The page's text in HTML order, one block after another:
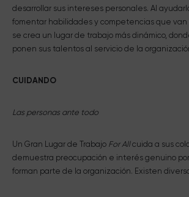
desarrollar sus intereses personales. Al
fomentar habilidades y competencias que van
se crea un lugar de trabajo más dinámico,
ponen sus talentos al servicio de la
CUIDANDO
Las personas ante todo
Un Gran Lugar de Trabajo For Allcuida a sus
demuestra preocupación e interés genuino
forman parte de la organización. Existen